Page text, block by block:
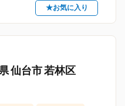
★お気に入り
仙台市 若林区